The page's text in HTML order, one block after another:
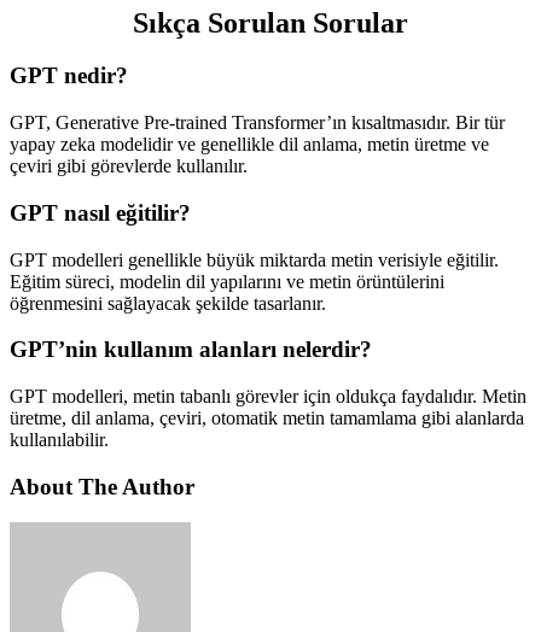
Sıkça Sorulan Sorular
GPT nedir?
GPT, Generative Pre-trained Transformer’ın kısaltmasıdır. Bir tür
yapay zeka modelidir ve genellikle dil anlama, metin üretme ve
çeviri gibi görevlerde kullanılır.
GPT nasıl eğitilir?
GPT modelleri genellikle büyük miktarda metin verisiyle eğitilir.
Eğitim süreci, modelin dil yapılarını ve metin örüntülerini
öğrenmesini sağlayacak şekilde tasarlanır.
GPT’nin kullanım alanları nelerdir?
GPT modelleri, metin tabanlı görevler için oldukça faydalıdır. Metin
üretme, dil anlama, çeviri, otomatik metin tamamlama gibi alanlarda
kullanılabilir.
About The Author